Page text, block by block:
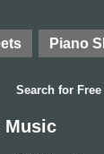
Piano
Search for
Music